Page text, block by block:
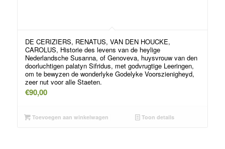
DE CERIZIERS, RENATUS, VAN DEN HOUCKE,
CAROLUS, Historie des levens van de heylige
Nederlandsche Susanna, of Genoveva, huysvrouw van den
doorluchtigen palatyn Sifridus, met godvrugtige Leeringen,
om te bewyzen de wonderlyke Godelyke Voorszienigheyd,
zeer nut voor alle Staeten.
€90,00
Toevoegen aan winkelwagen Toon details